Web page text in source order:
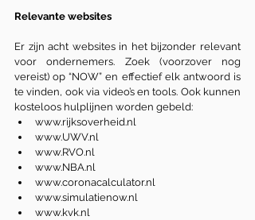
Relevante websites
Er zijn acht websites in het bijzonder relevant
voor ondernemers. Zoek (voorzover nog
vereist) op “NOW” en effectief elk antwoord is
te vinden, ook via video’s en tools. Ook kunnen
kosteloos hulplijnen worden gebeld:
www.rijksoverheid.nl
www.UWV.nl
www.RVO.nl
www.NBA.nl
www.coronacalculator.nl
www.simulatienow.nl
www.kvk.nl